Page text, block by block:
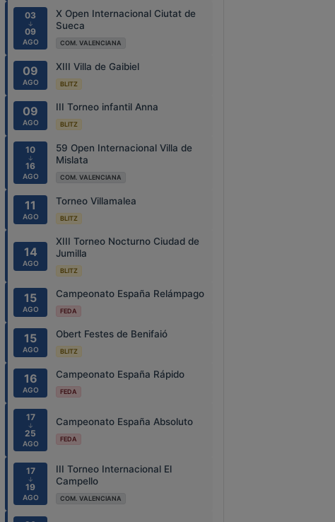
03
↓
09
AGO
X Open Internacional Ciutat de
Sueca
COM. VALENCIANA
09
AGO
XIII Villa de Gaibiel
BLITZ
09
AGO
III Torneo infantil Anna
BLITZ
10
↓
16
AGO
59 Open Internacional Villa de
Mislata
COM. VALENCIANA
11
AGO
Torneo Villamalea
BLITZ
14
AGO
XIII Torneo Nocturno Ciudad de
Jumilla
BLITZ
15
AGO
Campeonato España Relámpago
FEDA
15
AGO
Obert Festes de Benifaió
BLITZ
16
AGO
Campeonato España Rápido
FEDA
17
↓
25
AGO
Campeonato España Absoluto
FEDA
17
↓
19
AGO
III Torneo Internacional El
Campello
COM. VALENCIANA